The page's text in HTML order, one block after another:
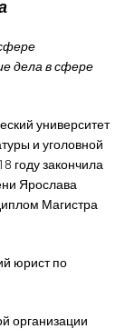
дела в сфере
университет
и уголовной
году закончила
Ярослава
Магистра
юрист по
организации